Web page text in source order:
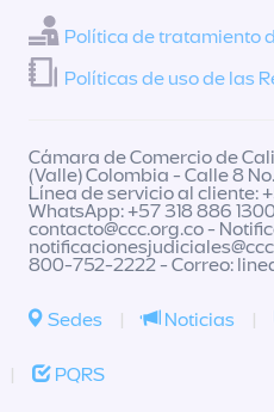
Política de tratamiento
Políticas de uso de las
Cámara de Comercio de
(Valle) Colombia - Calle 8
Línea de servicio al cliente:
WhatsApp: +57 318 886
contacto@ccc.org.co-
800-752-2222 - Correo:
Sedes | Noticias |
| PQRS